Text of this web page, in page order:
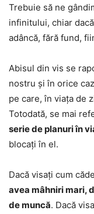
Trebuie să ne
infinitului, chiar
adâncă, fără fund,
Abisul din vis se
nostru și în orice
pe care, în viața de
Totodată, se mai
serie de planuri în
blocați în el.
Dacă visați cum
avea mâhniri mari,
de muncă. Dacă